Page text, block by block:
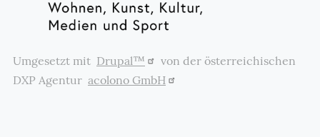
Umgesetzt mit Drupal™
von der österreichischen
DXP Agentur acolono GmbH